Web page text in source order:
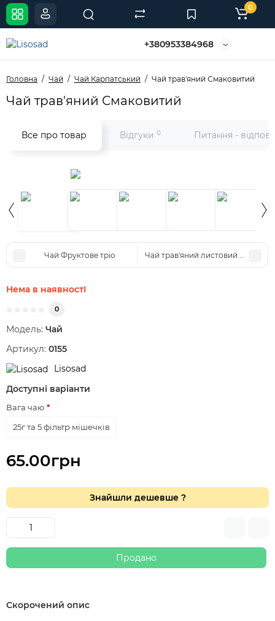
+380953384968
0
Головна Чай Чай Карпатський Чай трав'яний Смаковитий
Чай трав'яний Смаковитий
Все про товар Відгуки 0 Питання -
Чай Фруктове тріо Чай трав'яний листовий Вишня
Нема в наявностІ
0
Модель: Чай
Артикул: 0155
Lisosad
Доступні варіанти
Вага чаю
25г та 5 фільтр мішечків
65.00грн
Знайшли дешевше ?
Продано
Скорочений опис